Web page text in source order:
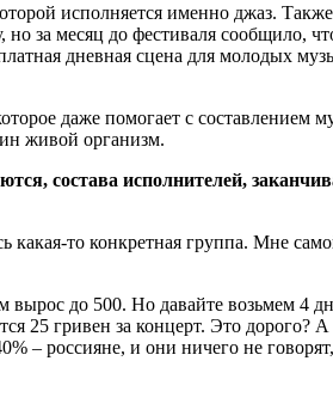
исполняется именно джаз.
за месяц до фестиваля сообщило,
дневная сцена для молодых
даже помогает с составлением
живой организм.
состава исполнителей,
то конкретная группа. Мне
вырос до 500. Но давайте возьмем 4
25 гривен за концерт. Это дорого? А
– россияне, и они ничего не